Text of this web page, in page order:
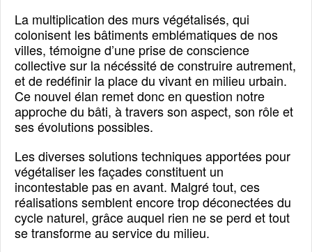
La multiplication des murs végétalisés, qui
colonisent les bâtiments emblématiques de nos
villes, témoigne d’une prise de conscience
collective sur la nécéssité de construire autrement,
et de redéfinir la place du vivant en milieu urbain.
Ce nouvel élan remet donc en question notre
approche du bâti, à travers son aspect, son rôle et
ses évolutions possibles.
Les diverses solutions techniques apportées pour
végétaliser les façades constituent un
incontestable pas en avant. Malgré tout, ces
réalisations semblent encore trop déconectées du
cycle naturel, grâce auquel rien ne se perd et tout
se transforme au service du milieu.